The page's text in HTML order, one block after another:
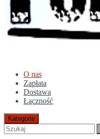
O nas
Zapłata
Dostawa
Łączność
Kategorie